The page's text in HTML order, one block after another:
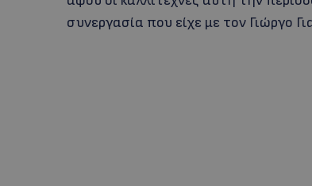
συνεργασία που είχε με τον Γιώργο